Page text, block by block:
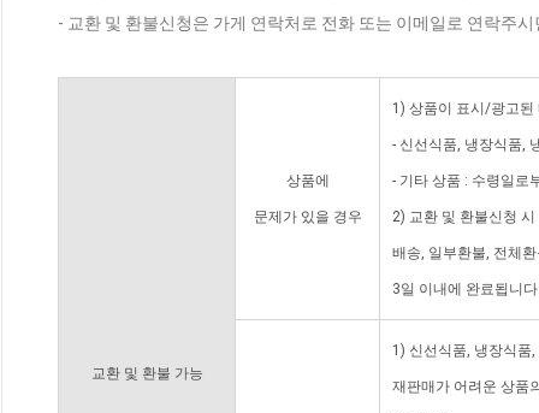
- 교환 및 환불신청은 가게 연락처로 전화 또는 이메일로 연락주
교환 및 환불 가능
상품에
문제가 있을 경우
1) 상품이 표시/광고된
- 신선식품, 냉장식품,
- 기타 상품 : 수령일로
2) 교환 및 환불신청
배송, 일부환불, 전체
3일 이내에 완료됩니
1) 신선식품, 냉장식품
재판매가 어려운 상품